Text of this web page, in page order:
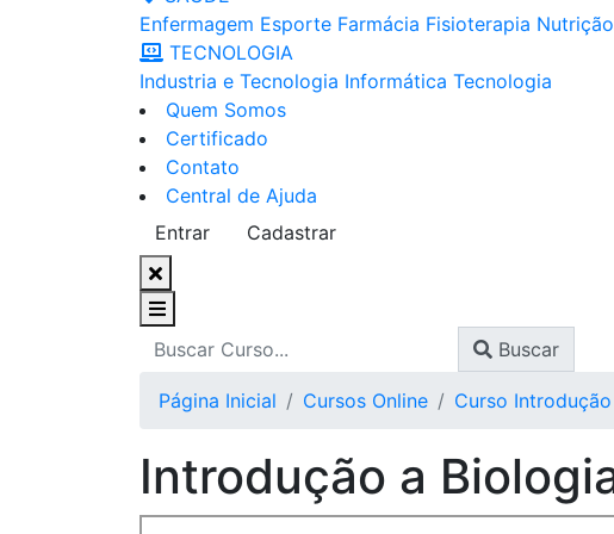
Enfermagem Esporte Farmácia Fisioterapia Nutrição
TECNOLOGIA
Industria e Tecnologia Informática Tecnologia
Quem Somos
Certificado
Contato
Central de Ajuda
Entrar
Cadastrar
Buscar
Página Inicial Cursos Online Curso
Introdução a